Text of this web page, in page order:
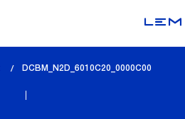
lem_current_page
DCBM_N2D_6010C20_0000C00